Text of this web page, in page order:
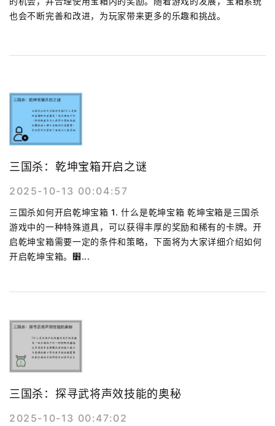
也会不断完善和改进，为玩家带来更多的乐趣和挑战。
三国杀：乾坤宝箱开启之谜
2025-10-13 00:04:57
三国杀如何开启乾坤宝箱 1. 什么是乾坤宝箱 乾坤宝箱是三国杀
游戏中的一种特殊道具，可以获得丰厚的奖励和稀有的卡牌。开
启乾坤宝箱需要一定的条件和策略，下面将为大家详细介绍如何
开启乾坤宝箱。׻...
三国杀：探寻武将声效技能的奥秘
2025-10-13 00:47:02